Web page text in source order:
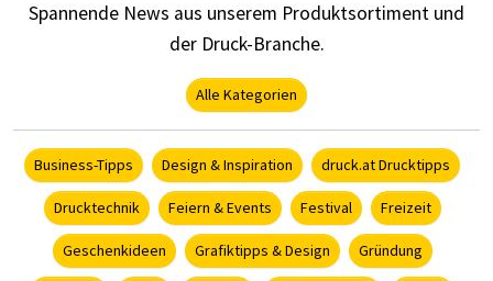
Spannende News aus unserem Produktsortiment und
der Druck-Branche.
Alle Kategorien
Business-Tipps Design & Inspiration druck.at Drucktipps
Drucktechnik Feiern & Events Festival Freizeit
Geschenkideen Grafiktipps & Design Gründung